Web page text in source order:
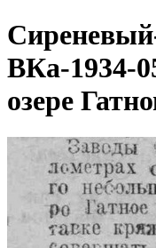
ВКа-1934-
озере